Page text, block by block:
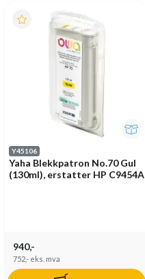
Y45106
Yaha Blekkpatron No.70 Gul
(130ml), erstatter HP C9454A
940,-
752,- eks. mva